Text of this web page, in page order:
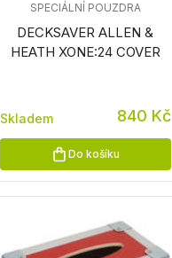
DECKSAVER ALLEN &
HEATH XONE:24 COVER
SPECIÁLNÍ POUZDRA
Skladem 840 Kč
Do košíku